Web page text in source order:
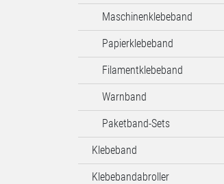
Maschinenklebeband
Papierklebeband
Filamentklebeband
Warnband
Paketband-Sets
Klebeband
Klebebandabroller